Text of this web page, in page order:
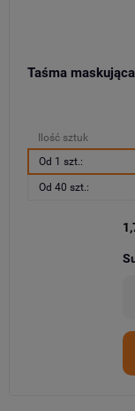
Taśma
Ilość sztuk
Od 1 szt.:
Od 40 szt.: